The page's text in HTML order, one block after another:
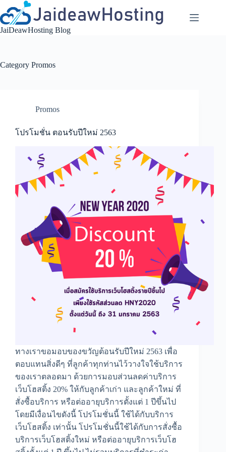
to
content
JaiDeawHosting Blog
Category Promos
Promos
โปรโมชั่น ตอนรับปีใหม่ 2563
ทางเราขอมอบของขวัญต้อนรับปีใหม่ 2563 เพื่อ
ตอบแทนสิ่งดีๆ ที่ลูกค้าทุกท่านไว้วางใจใช้บริการ
ของเราตลอดมา ด้วยการมอบส่วนลดค่าบริการ
เว็บโฮสติ้ง 20% ให้กับลูกค้าเก่า และลูกค้าใหม่ ที่
สั่งซื้อบริการ หรือต่ออายุบริการตั้งแต่ 1 ปีขึ้นไป
โดยมีเงื่อนไขดังนี้ โปรโมชั่นนี้ ใช้ได้กับบริการ
เว็บโฮสติ้ง เท่านั้น โปรโมชั่นนี้ใช้ได้กับการสั่งซื้อ
บริการเว็บโฮสติ้งใหม่ หรือต่ออายุบริการเว็บโฮ